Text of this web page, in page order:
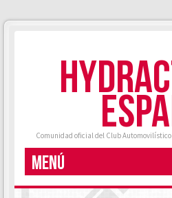
Comunidad oficial del Club
MENÚ